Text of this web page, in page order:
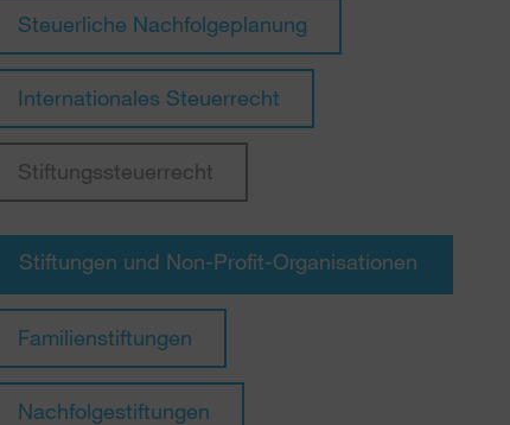
Steuerliche Nachfolgeplanung
Internationales Steuerrecht
Stiftungssteuerrecht
Stiftungen und Non-Profit-Organisationen
Familienstiftungen
Nachfolgestiftungen